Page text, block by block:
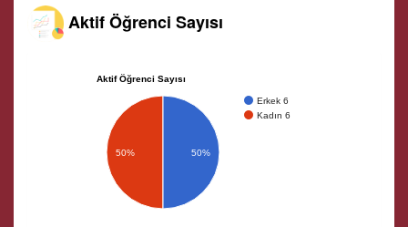
Aktif Öğrenci Sayısı
Aktif Öğrenci Sayısı
Erkek 6
Kadın 6
50% 50%